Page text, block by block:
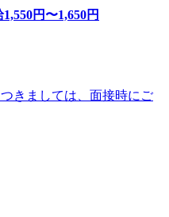
1,550円〜1,650円
きましては、面接時にご